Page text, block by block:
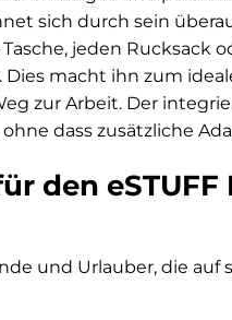
sich durch sein
jeden Rucksack
macht ihn zum
zur Arbeit. Der
dass zusätzliche
den eSTUFF
und Urlauber, die auf